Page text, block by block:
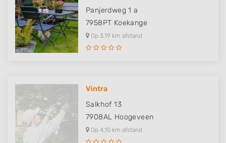
Panjerdweg 1 a
7958PT Koekange
Op 3,19 km afstand
Vintra
Salkhof 13
7908AL Hoogeveen
Op 4,10 km afstand